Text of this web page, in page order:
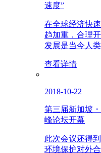
速度”
在全球经济快
趋加重，合理
发展是当今人
查看详情
2018-10-22
第三届新加坡
峰论坛开幕
此次会议还得
环境保护对外